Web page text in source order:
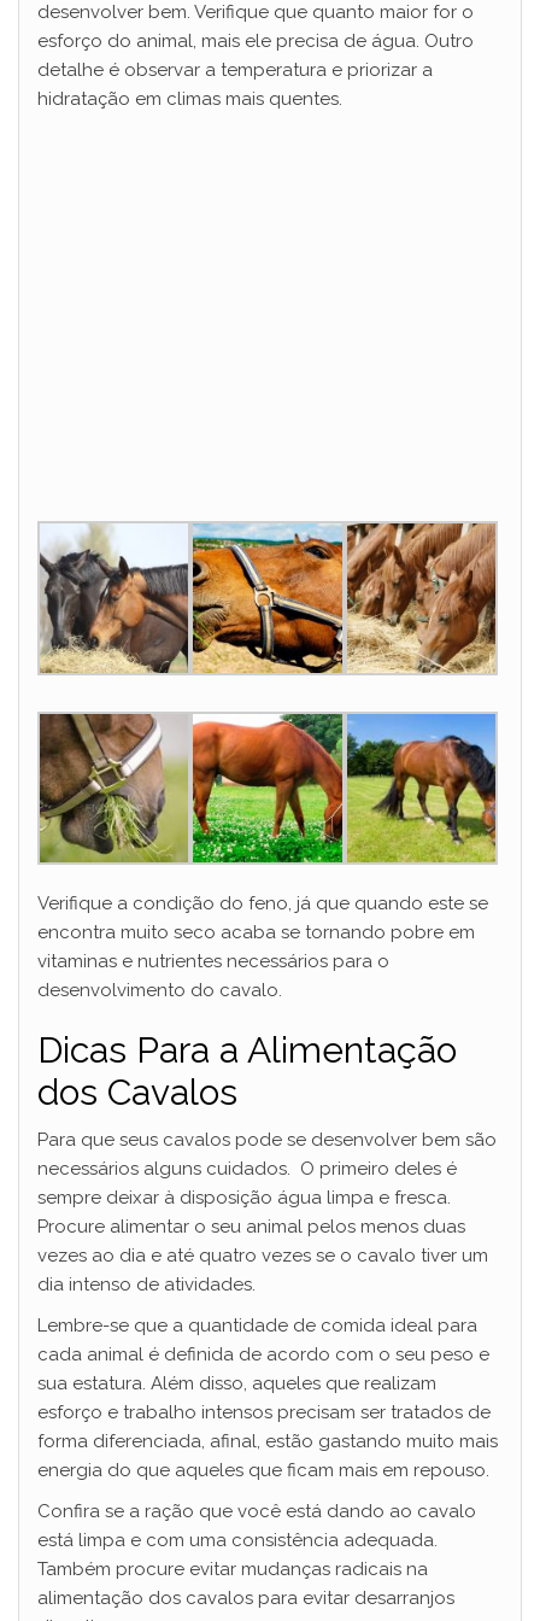
desenvolver bem. Verifique que quanto maior for o
esforço do animal, mais ele precisa de água. Outro
detalhe é observar a temperatura e priorizar a
hidratação em climas mais quentes.
Verifique a condição do feno, já que quando este se
encontra muito seco acaba se tornando pobre em
vitaminas e nutrientes necessários para o
desenvolvimento do cavalo.
Dicas Para a Alimentação
dos Cavalos
Para que seus cavalos pode se desenvolver bem são
necessários alguns cuidados. O primeiro deles é
sempre deixar à disposição água limpa e fresca.
Procure alimentar o seu animal pelos menos duas
vezes ao dia e até quatro vezes se o cavalo tiver um
dia intenso de atividades.
Lembre-se que a quantidade de comida ideal para
cada animal é definida de acordo com o seu peso e
sua estatura. Além disso, aqueles que realizam
esforço e trabalho intensos precisam ser tratados de
forma diferenciada, afinal, estão gastando muito mais
energia do que aqueles que ficam mais em repouso.
Confira se a ração que você está dando ao cavalo
está limpa e com uma consistência adequada.
Também procure evitar mudanças radicais na
alimentação dos cavalos para evitar desarranjos